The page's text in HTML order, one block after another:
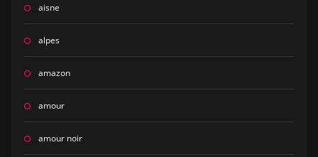
aisne
alpes
amazon
amour
amour noir